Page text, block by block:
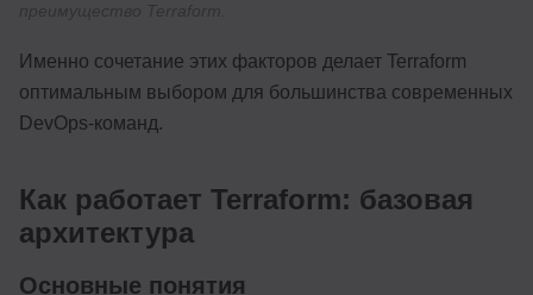
Именно сочетание этих факторов делает Terraform
оптимальным выбором для большинства современных
DevOps-команд.
Как работает Terraform: базовая
архитектура
Основные понятия